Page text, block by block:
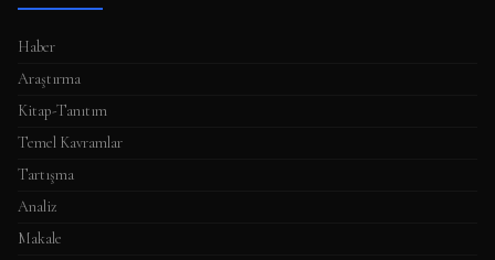
Haber
Araştırma
Kitap-Tanıtım
Temel Kavramlar
Tartışma
Analiz
Makale